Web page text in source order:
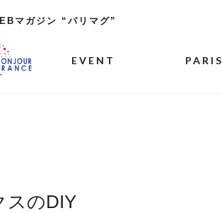
マガジン “パリマグ”
EVENT PARIS
スのDIY